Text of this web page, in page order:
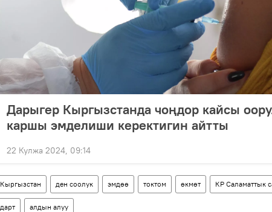
Дарыгер Кыргызстанда чоңдор кайсы
каршы эмделиши керектигин айтты
22 Кулжа 2024, 09:14
Кыргызстан ден соолук эмдөө токтом өкмөт КР Саламаттык
дарт алдын алуу